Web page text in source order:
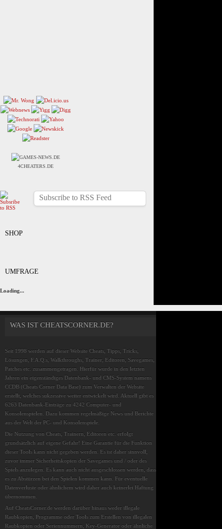
4CHEATERS.DE
Subscribe to RSS Feed
SHOP
UMFRAGE
Loading...
WAS IST CHEATSCORNER.DE?
Seit 1998 werden auf dieser Website Cheats, Tipps, Tricks,
Lösungen, F.A.Q.s, Walkthroughs, Trainer, Editoren, Savegames,
Patches etc. zusammengetragen. Hierfür wurde in den letzten
Jahren ein eigenständiges Datenbank- und CMS-System namens
CCDB (Cheats Corner Data Base) zum Verwalten der Website
erstellt, welches sukzessive weiter entwickelt wird. Aktuell gibt es
6263 Datenbank-Einträge zu 4242 Computer- und
Konsolenspielen. Dazu kommen regelmäßige News und Berichte
aus der Welt der PC- und Konsolenspiele.
Die Nutzung von Cheats, Trainern, Editoren etc. erfolgt
grundsätzlich auf eigene Gefahr! Eine Garantie für die Funktion
dieser Tools kann nicht gegeben werden. Es ist daher sinnvoll,
zuvor immer Sicherheitskopien der Savegames und / oder des
Spiels anzulegen. Es kann auch nicht ausgeschlossen werden, dass
es zu Abstürzen bei den Spielen kommen kann. Für eventuelle
Datenverluste oder ähnlichem wird daher auch keinerlei Haftung
übernommen.
Auf CheatsCorner.de werden darüber hinaus weder illegale
Raubkopien, Programme oder Tools zum Erstellen von illegalen
Raubkopien oder Seriennummern, Key-Generator oder ähnliche